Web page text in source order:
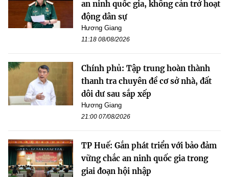
an ninh quốc gia, không cản trở hoạt
động dân sự
Hương Giang
11:18 08/08/2026
Chính phủ: Tập trung hoàn thành
thanh tra chuyên đề cơ sở nhà, đất
dôi dư sau sắp xếp
Hương Giang
21:00 07/08/2026
TP Huế: Gắn phát triển với bảo đảm
vững chắc an ninh quốc gia trong
giai đoạn hội nhập